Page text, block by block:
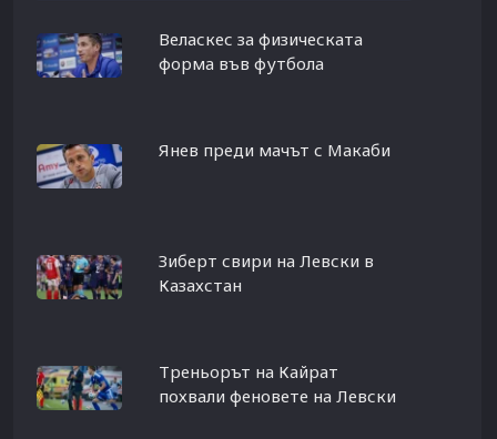
Веласкес за физическата
форма във футбола
Янев преди мачът с Макаби
Зиберт свири на Левски в
Казахстан
Треньорът на Кайрат
похвали феновете на Левски